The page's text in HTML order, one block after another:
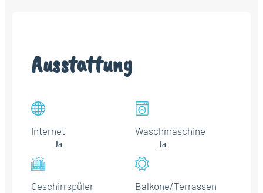
Ausstattung
Internet
Ja
Waschmaschine
Ja
Geschirrspüler Balkone/Terrassen